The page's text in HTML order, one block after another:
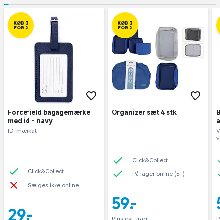
Materialer: Bånd: 90 % polyester, 10 % elastik,
knapmateriale: 100 % Polypropylen. Plejeanvisning:
Skånsom håndvask.
KØB 3
FOR 2
Forcefield bagagemærke
med id - navy
ID-mærkat
Click&Collect
Sælges ikke online
29,-
KØB 3
FOR 2
Organizer sæt 4 stk
Click&Collect
På lager online (5+)
59,-
Plus evt. fragt